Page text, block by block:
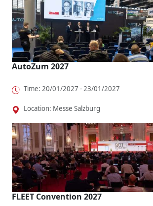
AutoZum 2027
Time: 20/01/2027 - 23/01/2027
Location: Messe Salzburg
FLEET Convention 2027